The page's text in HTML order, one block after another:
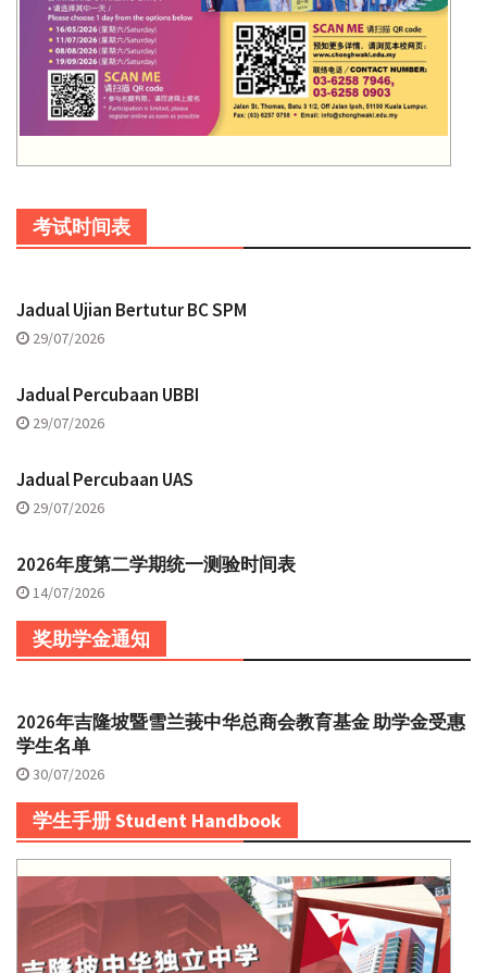
考试时间表
Jadual Ujian Bertutur BC SPM
29/07/2026
Jadual Percubaan UBBI
29/07/2026
Jadual Percubaan UAS
29/07/2026
2026年度第二学期统一测验时间表
14/07/2026
奖助学金通知
2026年吉隆坡暨雪兰莪中华总商会教育基金 助学金受惠
学生名单
30/07/2026
学生手册 Student Handbook